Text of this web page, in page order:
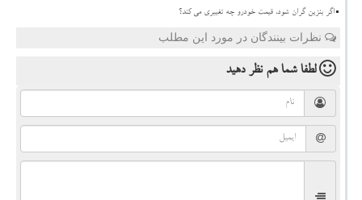
اگر بنزین گران شود، قیمت خودرو چه تغییری می کند؟
نظرات بینندگان در مورد این مطلب
لطفا شما همنظر دهید